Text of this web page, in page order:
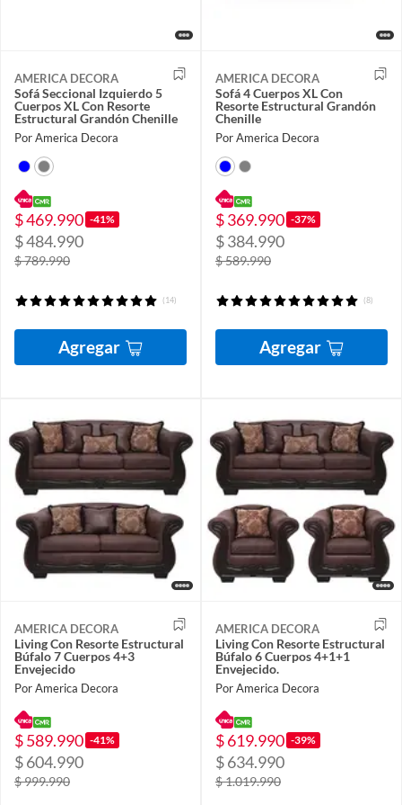
AMERICA DECORA
Sofá Seccional Izquierdo 5
Cuerpos XL Con Resorte
Estructural Grandón Chenille
Por America Decora
$ 469.990 -41%
$ 484.990
$ 789.990
(14)
Agregar
AMERICA DECORA
Sofá 4 Cuerpos XL Con
Resorte Estructural Grandón
Chenille
Por America Decora
$ 369.990 -37%
$ 384.990
$ 589.990
(8)
Agregar
AMERICA DECORA
Living Con Resorte Estructural
Búfalo 7 Cuerpos 4+3
Envejecido
Por America Decora
$ 589.990 -41%
$ 604.990
$ 999.990
AMERICA DECORA
Living Con Resorte Estructural
Búfalo 6 Cuerpos 4+1+1
Envejecido.
Por America Decora
$ 619.990 -39%
$ 634.990
$ 1.019.990